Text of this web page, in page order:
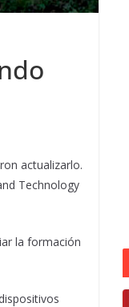
actualizarlo.
Technology
la formación